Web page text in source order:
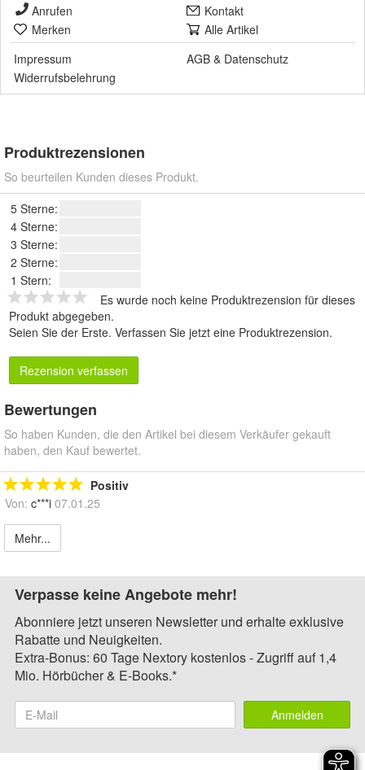
Anrufen
Kontakt
Merken
Alle Artikel
Impressum
AGB & Datenschutz
Widerrufsbelehrung
Produktrezensionen
So beurteilen Kunden dieses Produkt.
5 Sterne:
4 Sterne:
3 Sterne:
2 Sterne:
1 Stern:
Es wurde noch keine Produktrezension für dieses
Produkt abgegeben.
Seien Sie der Erste. Verfassen Sie jetzt eine Produktrezension.
Rezension verfassen
Bewertungen
So haben Kunden, die den Artikel bei diesem Verkäufer gekauft
haben, den Kauf bewertet.
Positiv
Von: c***i 07.01.25
Mehr...
Verpasse keine Angebote mehr!
Abonniere jetzt unseren Newsletter und erhalte exklusive
Rabatte und Neuigkeiten.
Extra-Bonus: 60 Tage Nextory kostenlos - Zugriff auf 1,4
Mio. Hörbücher & E-Books.*
Anmelden